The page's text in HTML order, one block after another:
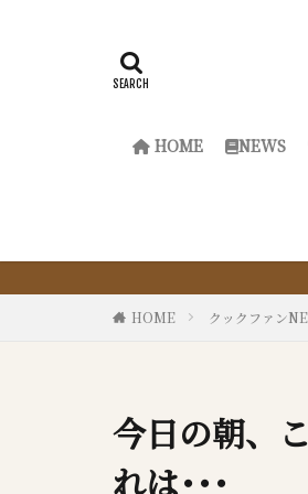
HOME NEWS
HOME クックファン
今日の朝、
れは･･･